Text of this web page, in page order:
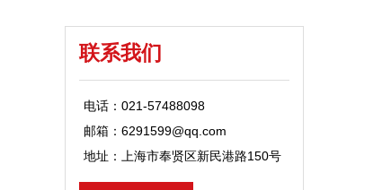
联系我们
电话：021-57488098
邮箱：6291599@qq.com
地址：上海市奉贤区新民港路150号